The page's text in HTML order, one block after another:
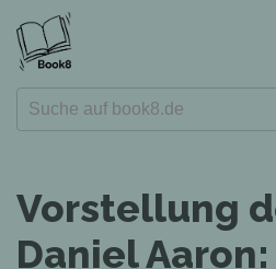
Vorstellung
Daniel Aaron: